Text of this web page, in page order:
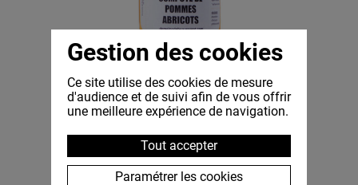
Compote pommes-abricots
3,00 €
Gestion des cookies
Ce site utilise des cookies de mesure
d'audience et de suivi afin de vous offrir
une meilleure expérience de navigation.
Tout accepter
Paramétrer les cookies